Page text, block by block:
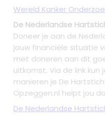
Wereld Kanker
De Nederlandse
Doneer je aan de
jouw financiële situatie
met doneren aan dit
uitkomst. Via de link
manieren je De
Opzeggen.nl helpt jou
De Nederlandse